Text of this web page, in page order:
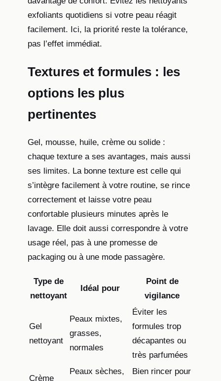
exfoliants quotidiens si votre peau réagit
facilement. Ici, la priorité reste la tolérance,
pas l’effet immédiat.
Textures et formules : les
options les plus
pertinentes
Gel, mousse, huile, crème ou solide :
chaque texture a ses avantages, mais aussi
ses limites. La bonne texture est celle qui
s’intègre facilement à votre routine, se rince
correctement et laisse votre peau
confortable plusieurs minutes après le
lavage. Elle doit aussi correspondre à votre
usage réel, pas à une promesse de
packaging ou à une mode passagère.
Type de
nettoyant
Idéal pour
Point de
vigilance
Gel
nettoyant
Peaux mixtes,
grasses,
normales
Éviter les
formules trop
décapantes ou
très parfumées
Crème
Peaux sèches,
Bien rincer pour